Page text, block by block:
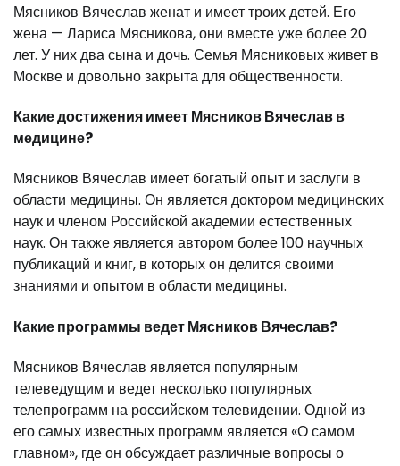
Мясников Вячеслав женат и имеет троих детей. Его
жена — Лариса Мясникова, они вместе уже более 20
лет. У них два сына и дочь. Семья Мясниковых живет в
Москве и довольно закрыта для общественности.
Какие достижения имеет Мясников Вячеслав в
медицине?
Мясников Вячеслав имеет богатый опыт и заслуги в
области медицины. Он является доктором медицинских
наук и членом Российской академии естественных
наук. Он также является автором более 100 научных
публикаций и книг, в которых он делится своими
знаниями и опытом в области медицины.
Какие программы ведет Мясников Вячеслав?
Мясников Вячеслав является популярным
телеведущим и ведет несколько популярных
телепрограмм на российском телевидении. Одной из
его самых известных программ является «О самом
главном», где он обсуждает различные вопросы о